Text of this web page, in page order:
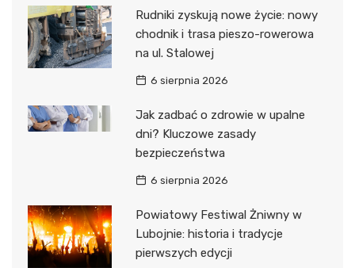
Rudniki zyskują nowe życie: nowy
chodnik i trasa pieszo-rowerowa
na ul. Stalowej
6 sierpnia 2026
Jak zadbać o zdrowie w upalne
dni? Kluczowe zasady
bezpieczeństwa
6 sierpnia 2026
Powiatowy Festiwal Żniwny w
Lubojnie: historia i tradycje
pierwszych edycji